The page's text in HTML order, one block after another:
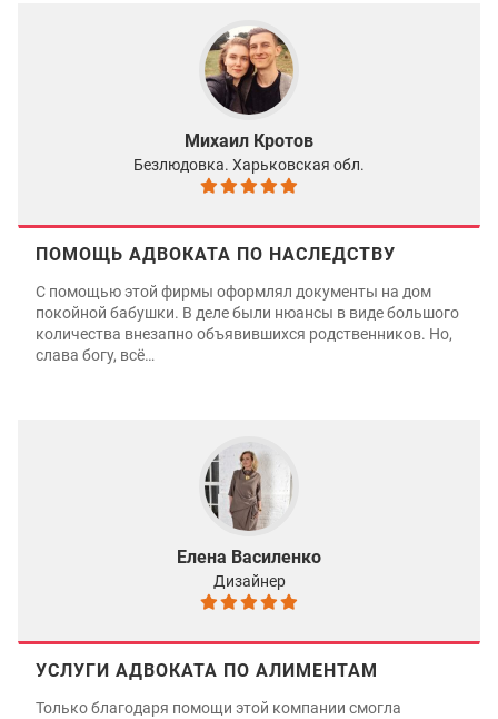
Михаил Кротов
Безлюдовка. Харьковская обл.
ПОМОЩЬ АДВОКАТА ПО НАСЛЕДСТВУ
С помощью этой фирмы оформлял документы на дом
покойной бабушки. В деле были нюансы в виде большого
количества внезапно объявившихся родственников. Но,
слава богу, всё…
Елена Василенко
Дизайнер
УСЛУГИ АДВОКАТА ПО АЛИМЕНТАМ
Только благодаря помощи этой компании смогла